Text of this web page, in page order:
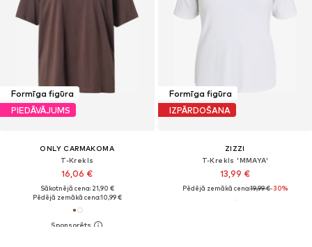
Formīga figūra
PIEDĀVĀJUMS
ONLY CARMAKOMA
T-Krekls
16,06 €
Sākotnējā cena: 21,90 €
Pēdējā zemākā cena:10,99 €
Formīga figūra
IZPĀRDOŠANA
ZIZZI
T-Krekls 'MMAYA'
13,99 €
Pēdējā zemākā cena:19,99 €-30%